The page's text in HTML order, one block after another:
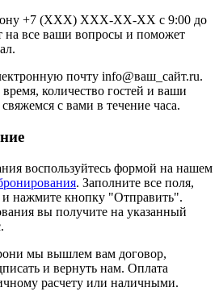
+7 (XXX) XXX-XX-XX с 9:00 до
на все ваши вопросы и поможет
почту info@ваш_сайт.ru.
количество гостей и ваши
с вами в течение часа.
воспользуйтесь формой на нашем
. Заполните все поля,
и нажмите кнопку "Отправить".
вы получите на указанный
мы вышлем вам договор,
и вернуть нам. Оплата
расчету или наличными.